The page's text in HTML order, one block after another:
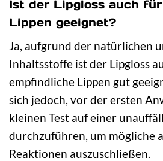
Ist der Lipgloss auch
Lippen geeignet?
Ja, aufgrund der natürlichen
Inhaltsstoffe ist der Lipgloss
empfindliche Lippen gut
sich jedoch, vor der ersten
kleinen Test auf einer
durchzuführen, um mögliche
Reaktionen auszuschließen.